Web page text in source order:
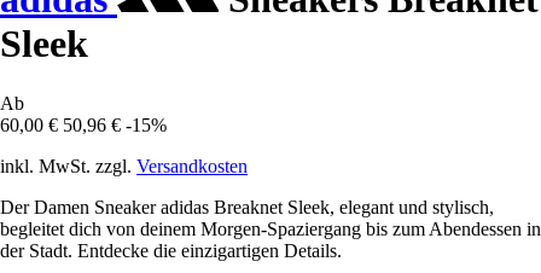
Sleek
Ab
60,00 € 50,96 € -15%
inkl. MwSt. zzgl. Versandkosten
Der Damen Sneaker adidas Breaknet Sleek, elegant und stylisch,
begleitet dich von deinem Morgen-Spaziergang bis zum Abendessen in
der Stadt. Entdecke die einzigartigen Details.